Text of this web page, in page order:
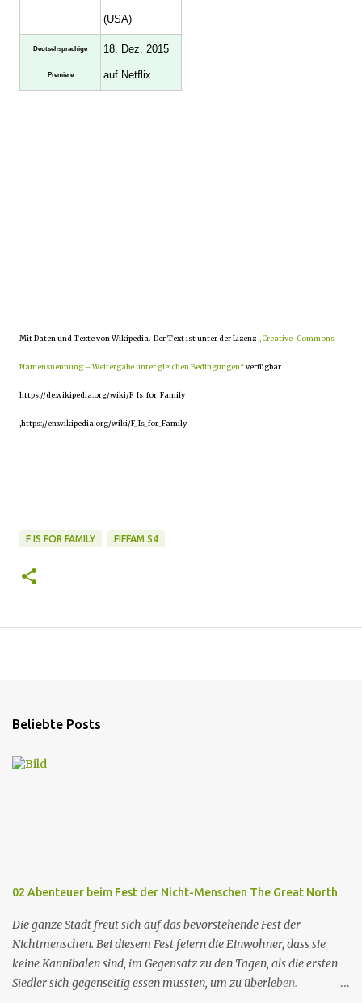
(USA)
Deutschsprachige
Premiere
18. Dez. 2015
auf Netflix
Mit Daten und Texte von Wikipedia. Der Text ist unter der Lizenz „Creative-Commons
Namensnennung – Weitergabe unter gleichen Bedingungen“verfügbar
https://de.wikipedia.org/wiki/F_Is_for_Family
,https://en.wikipedia.org/wiki/F_Is_for_Family
F IS FOR FAMILY FIFFAM S4
Beliebte Posts
02 Abenteuer beim Fest der Nicht-Menschen The Great North
Die ganze Stadt freut sich auf das bevorstehende Fest der
Nichtmenschen. Bei diesem Fest feiern die Einwohner, dass sie
keine Kannibalen sind, im Gegensatz zu den Tagen, als die ersten
Siedler sich gegenseitig essen mussten, um zu überleben.